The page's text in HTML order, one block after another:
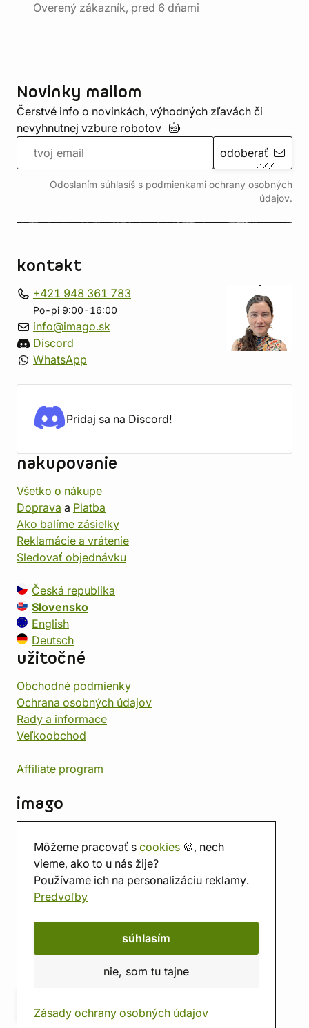
Môžeme pracovať s cookies 🍪, nech
vieme, ako to u nás žije?
Používame ich na personalizáciu reklamy.
Predvoľby
súhlasím
nie, som tu tajne
Zásady ochrany osobných údajov
Overený zákazník, pred 6 dňami
Novinky mailom
Čerstvé info o novinkách, výhodných zľavách či
nevyhnutnej vzbure robotov
odoberať
Odoslaním súhlasíš s podmienkami ochrany osobných
údajov.
kontakt
+421 948 361 783
Po-pi 9:00-16:00
info@imago.sk
Discord
WhatsApp
Pridaj sa na Discord!
nakupovanie
Všetko o nákupe
Doprava a Platba
Ako balíme zásielky
Reklamácie a vrátenie
Sledovať objednávku
Česká republika
Slovensko
English
Deutsch
užitočné
Obchodné podmienky
Ochrana osobných údajov
Rady a informace
Veľkoobchod
Affiliate program
imago
Predajňa
Herňa
O nás
Hodnotenie obchodu